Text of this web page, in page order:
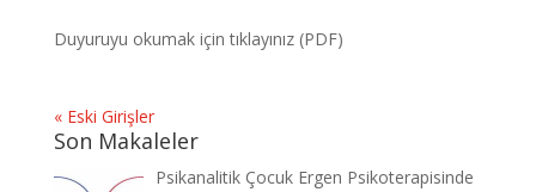
Duyuruyu okumak için tıklayınız (PDF)
« Eski Girişler
Son Makaleler
Psikanalitik Çocuk Ergen Psikoterapisinde